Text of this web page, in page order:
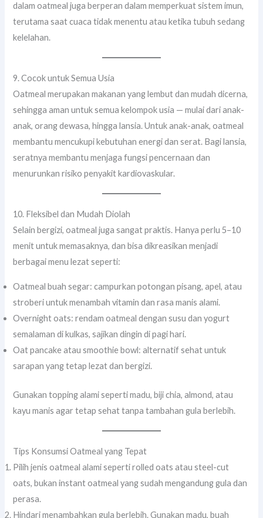
dalam oatmeal juga berperan dalam memperkuat sistem imun,
terutama saat cuaca tidak menentu atau ketika tubuh sedang
kelelahan.
9. Cocok untuk Semua Usia
Oatmeal merupakan makanan yang lembut dan mudah dicerna,
sehingga aman untuk semua kelompok usia — mulai dari anak-
anak, orang dewasa, hingga lansia. Untuk anak-anak, oatmeal
membantu mencukupi kebutuhan energi dan serat. Bagi lansia,
seratnya membantu menjaga fungsi pencernaan dan
menurunkan risiko penyakit kardiovaskular.
10. Fleksibel dan Mudah Diolah
Selain bergizi, oatmeal juga sangat praktis. Hanya perlu 5–10
menit untuk memasaknya, dan bisa dikreasikan menjadi
berbagai menu lezat seperti:
Oatmeal buah segar: campurkan potongan pisang, apel, atau
stroberi untuk menambah vitamin dan rasa manis alami.
Overnight oats: rendam oatmeal dengan susu dan yogurt
semalaman di kulkas, sajikan dingin di pagi hari.
Oat pancake atau smoothie bowl: alternatif sehat untuk
sarapan yang tetap lezat dan bergizi.
Gunakan topping alami seperti madu, biji chia, almond, atau
kayu manis agar tetap sehat tanpa tambahan gula berlebih.
Tips Konsumsi Oatmeal yang Tepat
Pilih jenis oatmeal alami seperti rolled oats atau steel-cut
oats, bukan instant oatmeal yang sudah mengandung gula dan
perasa.
Hindari menambahkan gula berlebih. Gunakan madu, buah